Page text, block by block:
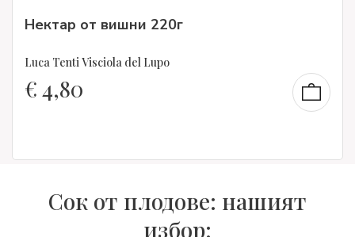
Нектар от вишни 220г
Luca Tenti Visciola del Lupo
€4,80
Сок от плодове: нашият
избор: